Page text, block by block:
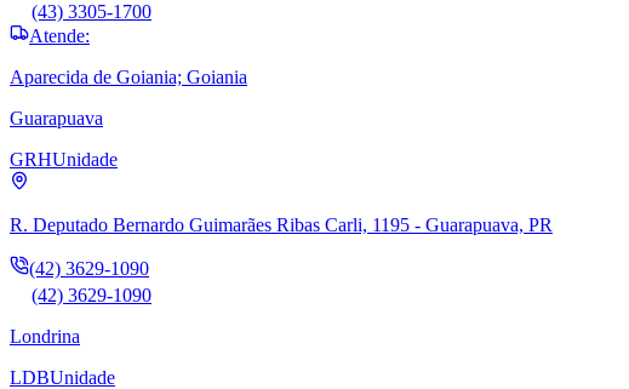
(43) 3305-1700
Atende:
Aparecida de Goiania; Goiania
Guarapuava
GRHUnidade
R. Deputado Bernardo Guimarães Ribas Carli, 1195 - Guarapuava, PR
(42) 3629-1090
(42) 3629-1090
Londrina
LDBUnidade